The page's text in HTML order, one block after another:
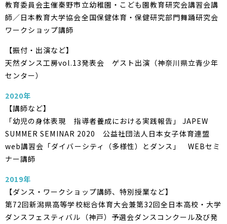
教育委員会主催秦野市立幼稚園・こども園教育研究会講習会講
師／日本教育大学協会全国保健体育・保健研究部門舞踊研究会
ワークショップ講師
【振付・出演など】
天然ダンス工房vol.13発表会 ゲスト出演（神奈川県立青少年
センター）
2020年
【講師など】
「幼児の身体表現 指導者養成における実践報告」 JAPEW
SUMMER SEMINAR 2020 公益社団法人日本女子体育連盟
web講習会「ダイバーシティ（多様性）とダンス」 WEBセミ
ナー講師
2019年
【ダンス・ワークショップ講師、特別授業など】
第72回新潟県高等学校総合体育大会兼第32回全日本高校・大学
ダンスフェスティバル（神戸）予選会ダンスコンクール及び発